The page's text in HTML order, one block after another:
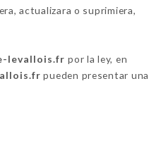
actualizara o suprimiera,
levallois.fr por la ley, en
pueden presentar una